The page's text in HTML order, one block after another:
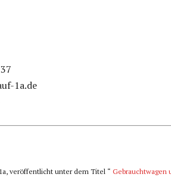
1a.de
veröffentlicht unter dem Titel “ Gebrauchtwagen